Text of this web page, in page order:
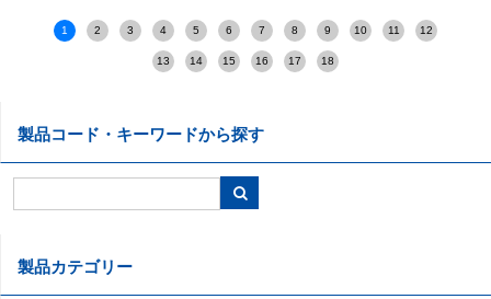
1 2 3 4 5 6 7 8 9 10 11 12
13 14 15 16 17 18
製品コード・キーワードから探す
製品カテゴリー